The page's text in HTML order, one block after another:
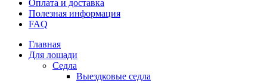
Оплата и доставка
Полезная информация
FAQ
Главная
Для лошади
Седла
Выездковые седла